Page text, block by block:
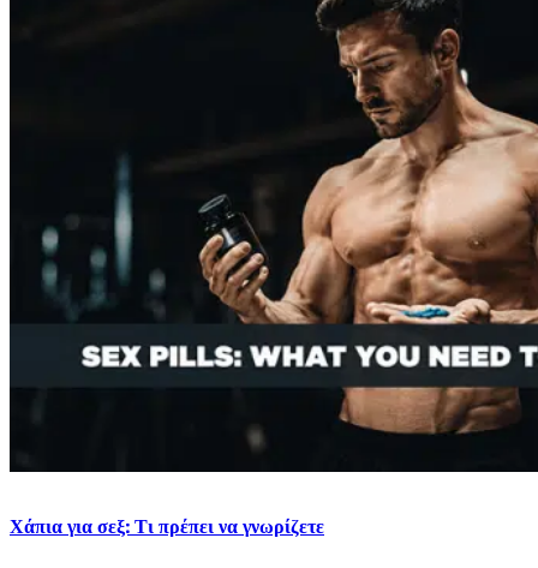
Χάπια για σεξ: Τι πρέπει να γνωρίζετε